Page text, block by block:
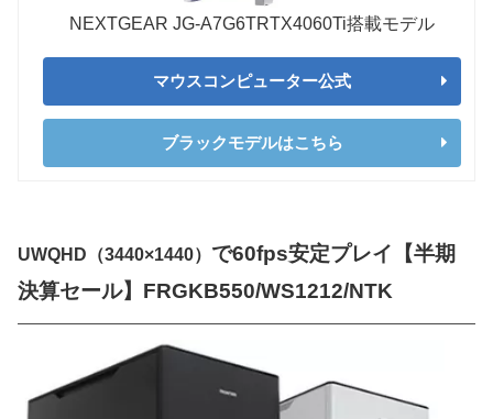
NEXTGEAR JG-A7G6TRTX4060Ti搭載モデル
マウスコンピューター公式
ブラックモデルはこちら
UWQHD（3440×1440） で60fps安定プレイ【半期
決算セール】FRGKB550/WS1212/NTK